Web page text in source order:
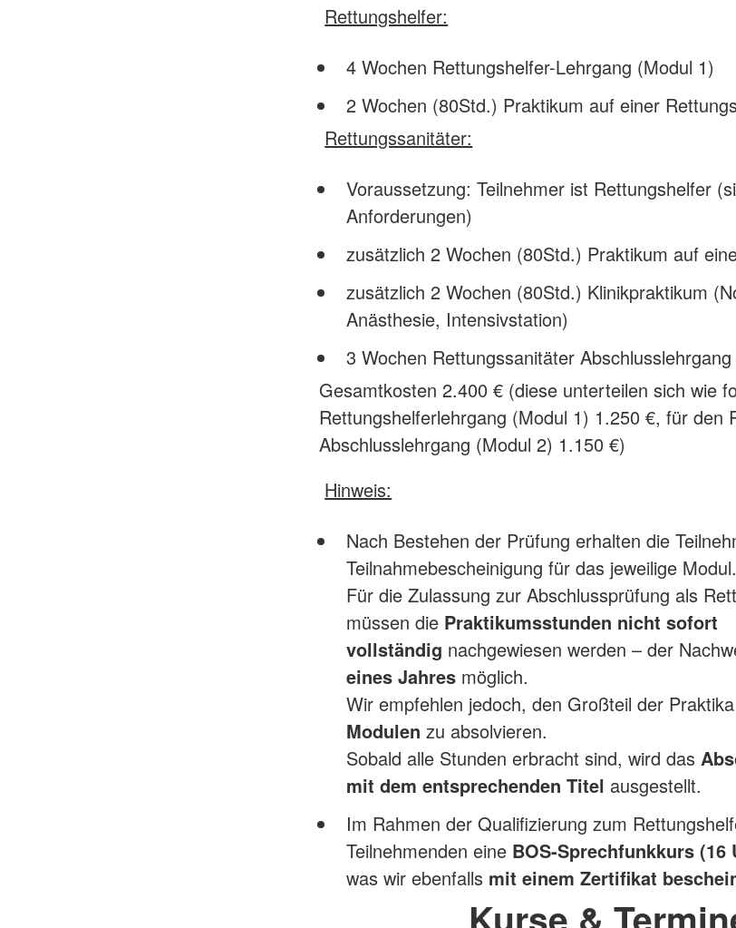
Rettungshelfer:
4 Wochen Rettungshelfer-Lehrgang (Modul 1)
2 Wochen (80Std.) Praktikum auf einer
Rettungssanitäter:
Voraussetzung: Teilnehmer ist Rettungshelfer
Anforderungen)
zusätzlich 2 Wochen (80Std.) Praktikum auf
zusätzlich 2 Wochen (80Std.) Klinikpraktikum
Anästhesie, Intensivstation)
3 Wochen Rettungssanitäter
Gesamtkosten 2.400 € (diese unterteilen sich wie
Rettungshelferlehrgang (Modul 1) 1.250 €, für den
Abschlusslehrgang (Modul 2) 1.150 €)
Hinweis:
Nach Bestehen der Prüfung erhalten die
Teilnahmebescheinigung für das jeweilige Modul.
Für die Zulassung zur Abschlussprüfung als
müssen die Praktikumsstunden nicht sofort
vollständig nachgewiesen werden – der
eines Jahres möglich.
Wir empfehlen jedoch, den Großteil der Praktika
Modulen zu absolvieren.
Sobald alle Stunden erbracht sind, wird das
mit dem entsprechenden Titel ausgestellt.
Im Rahmen der Qualifizierung zum
Teilnehmenden eine BOS-Sprechfunkkurs (16
was wir ebenfalls mit einem Zertifikat